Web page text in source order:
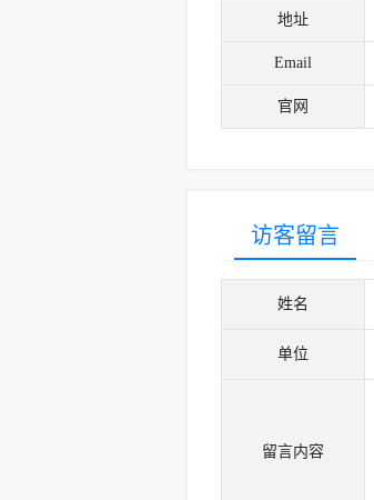
地址
Email
官网
访客留言
姓名
单位
留言内容